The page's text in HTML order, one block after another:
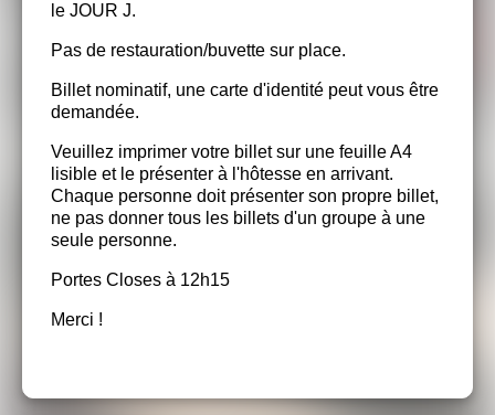
le JOUR J.
Pas de restauration/buvette sur place.
Billet nominatif, une carte d'identité peut vous être
demandée.
Veuillez imprimer votre billet sur une feuille A4
lisible et le présenter à l'hôtesse en arrivant.
Chaque personne doit présenter son propre billet,
ne pas donner tous les billets d'un groupe à une
seule personne.
Portes Closes à 12h15
Merci !